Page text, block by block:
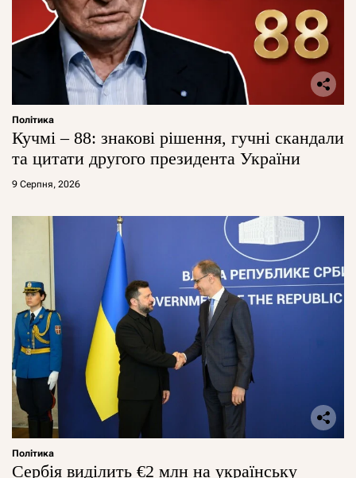
Політика
Кучмі – 88: знакові рішення, гучні скандали
та цитати другого президента України
9 Серпня, 2026
Політика
Сербія виділить €2 млн на українську